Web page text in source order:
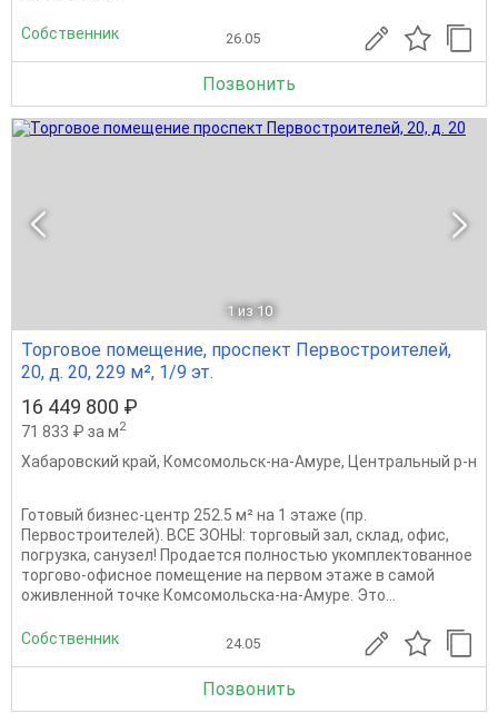
Собственник 26.05
Позвонить
1 из 10
Торговое помещение, проспект Первостроителей,
20, д. 20, 229 м², 1/9 эт.
16 449 800 ₽
71 833 ₽ за м2
Хабаровский край, Комсомольск-на-Амуре, Центральный р-н
Готовый бизнес-центр 252.5 м² на 1 этаже (пр.
Первостроителей). ВСЕ ЗОНЫ: торговый зал, склад, офис,
погрузка, санузел! Продается полностью укомплектованное
торгово-офисное помещение на первом этаже в самой
оживленной точке Комсомольска-на-Амуре. Это...
Собственник 24.05
Позвонить